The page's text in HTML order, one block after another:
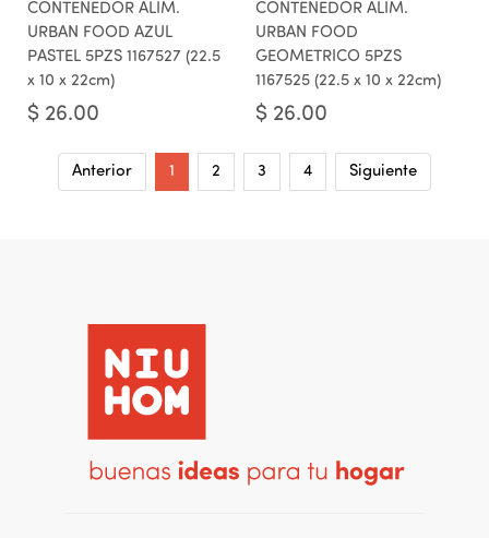
CONTENEDOR ALIM.
URBAN FOOD AZUL
PASTEL 5PZS 1167527 (22.5
x 10 x 22cm)
$ 26.00
CONTENEDOR ALIM.
URBAN FOOD
GEOMETRICO 5PZS
1167525 (22.5 x 10 x 22cm)
$ 26.00
Anterior 1 2 3 4 Siguiente